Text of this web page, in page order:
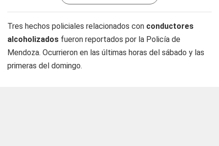
Tres hechos policiales relacionados con conductores
alcoholizados fueron reportados por la Policía de
Mendoza. Ocurrieron en las últimas horas del sábado y las
primeras del domingo.